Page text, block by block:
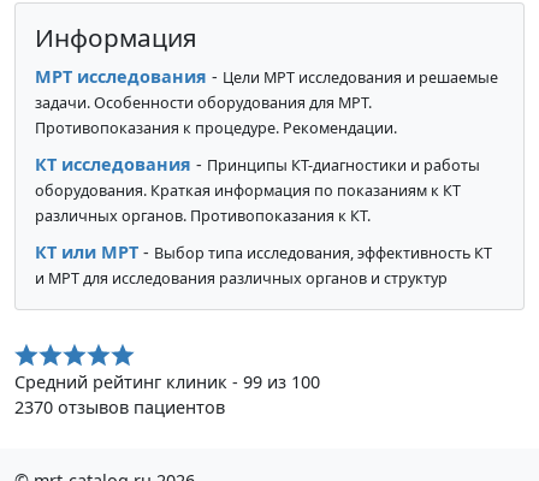
Информация
МРТ исследования - Цели МРТ исследования и решаемые
задачи. Особенности оборудования для МРТ.
Противопоказания к процедуре. Рекомендации.
КТ исследования - Принципы КТ-диагностики и работы
оборудования. Краткая информация по показаниям к КТ
различных органов. Противопоказания к КТ.
КТ или МРТ - Выбор типа исследования, эффективность КТ
и МРТ для исследования различных органов и структур
Средний рейтинг клиник - 99 из 100
2370 отзывов пациентов